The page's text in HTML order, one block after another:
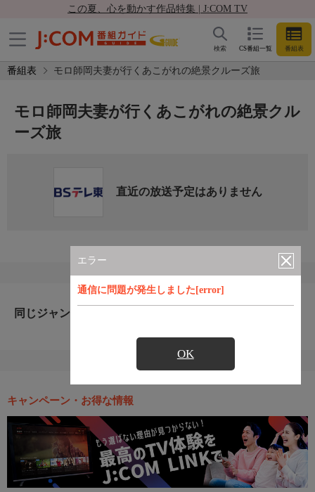
この夏、心を動かす作品特集 | J:COM TV
CS番組一覧 番組表
検索
番組表 モロ師岡夫妻が行くあこがれの絶景クルーズ旅
エラー
通信に問題が発生しました[error]
OK
モロ師岡夫妻が行くあこがれの絶景クル
ーズ旅
直近の放送予定はありません
同じジャンルのおすすめ番組
キャンペーン・お得な情報